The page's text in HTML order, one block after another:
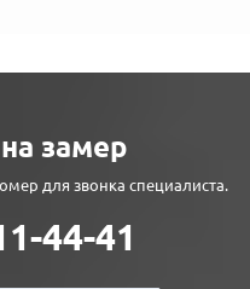
замер
для звонка специалиста.
44-41